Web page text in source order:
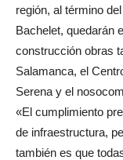
región, al término
Bachelet, quedarán
construcción obras
Salamanca, el
Serena y el
«El cumplimiento
de infraestructura,
también es que